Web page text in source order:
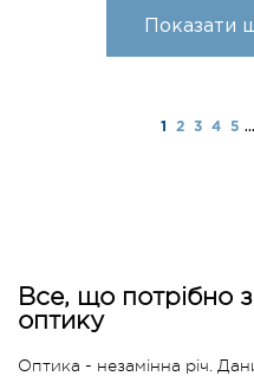
Показати
1 2 3 4 5 ...
Все, що потрібно
оптику
Оптика - незамінна річ.